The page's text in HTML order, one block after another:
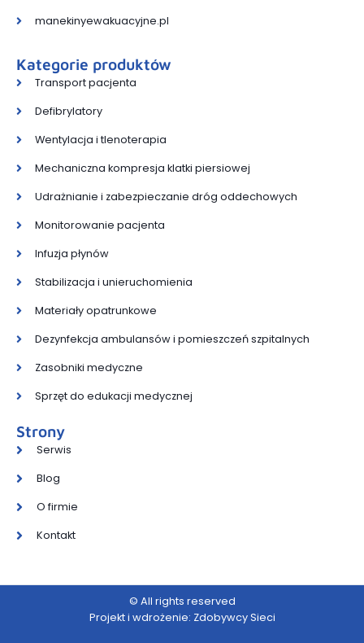
manekinyewakuacyjne.pl
Kategorie produktów
Transport pacjenta
Defibrylatory
Wentylacja i tlenoterapia
Mechaniczna kompresja klatki piersiowej
Udrażnianie i zabezpieczanie dróg oddechowych
Monitorowanie pacjenta
Infuzja płynów
Stabilizacja i unieruchomienia
Materiały opatrunkowe
Dezynfekcja ambulansów i pomieszczeń szpitalnych
Zasobniki medyczne
Sprzęt do edukacji medycznej
Strony
Serwis
Blog
O firmie
Kontakt
© All rights reserved
Projekt i wdrożenie: Zdobywcy Sieci